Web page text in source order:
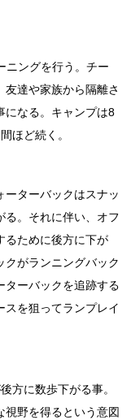
ングを行う。チー
達や家族から隔離さ
になる。キャンプは8
ほど続く。
ターバックはスナッ
る。それに伴い、オフ
るために後方に下が
クがランニングバック
ターバックを追跡する
を狙ってランプレイ
方に数歩下がる事。
野を得るという意図